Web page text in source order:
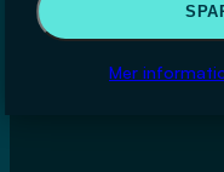
Mer
Silver i blad
identifiera